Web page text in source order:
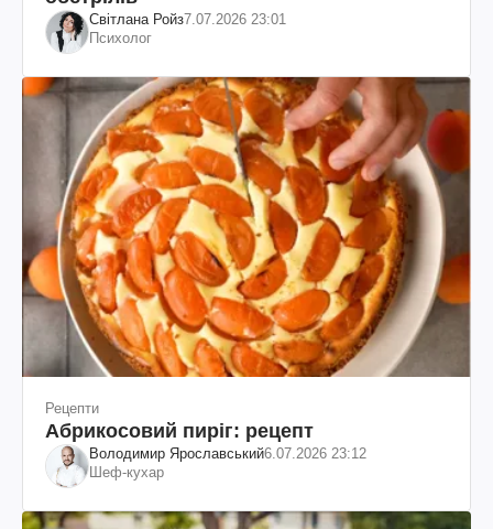
Світлана Ройз7.07.2026 23:01
Психолог
Рецепти
Абрикосовий пиріг: рецепт
Володимир Ярославський6.07.2026 23:12
Шеф-кухар